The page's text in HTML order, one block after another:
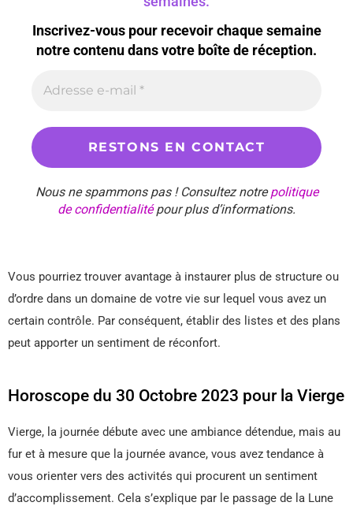
Inscrivez-vous pour recevoir chaque semaine
notre contenu dans votre boîte de réception.
Nous ne spammons pas ! Consultez notrepolitique
de confidentialitépour plus d’informations.
Vous pourriez trouver avantage à instaurer plus de structure ou
d’ordre dans un domaine de votre vie sur lequel vous avez un
certain contrôle. Par conséquent, établir des listes et des plans
peut apporter un sentiment de réconfort.
Horoscope du 30 Octobre 2023 pour la Vierge
Vierge, la journée débute avec une ambiance détendue, mais au
fur et à mesure que la journée avance, vous avez tendance à
vous orienter vers des activités qui procurent un sentiment
d’accomplissement. Cela s’explique par le passage de la Lune